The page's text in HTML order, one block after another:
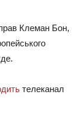
Клеман Бон,
телеканал